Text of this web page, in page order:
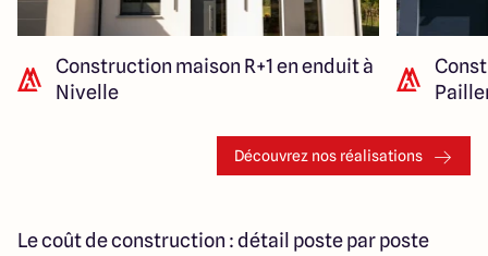
Construction maison R+1 en enduit à
Nivelle
Découvrez nos réalisations
Le coût de construction : détail poste par poste